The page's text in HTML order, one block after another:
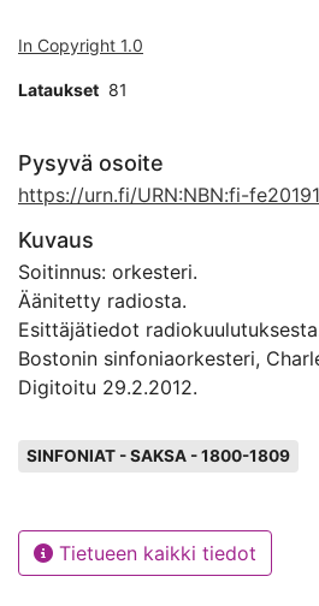
In Copyright 1.0
Lataukset 81
Pysyvä osoite
https://urn.fi/URN:NBN:fi-
Kuvaus
Soitinnus: orkesteri.
Äänitetty radiosta.
Esittäjätiedot
Bostonin sinfoniaorkesteri,
Digitoitu 29.2.2012.
SINFONIAT - SAKSA - 1800-1809
Tietueen kaikki tiedot